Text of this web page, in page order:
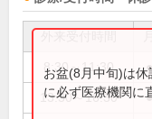
8:30～11:30 ●
13:30～16:30 ●
お盆(8月中旬)は
に必ず医療機関に